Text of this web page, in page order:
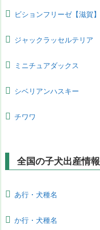
ビションフリーゼ【滋賀】
ジャックラッセルテリア
ミニチュアダックス
シベリアンハスキー
チワワ
全国の子犬出産情報
あ行・犬種名
か行・犬種名